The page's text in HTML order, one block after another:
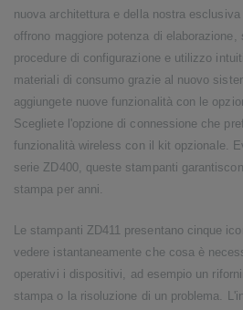
nuova architettura e della nostra
offrono maggiore potenza di
procedure di configurazione e utilizzo
materiali di consumo grazie al nuovo
aggiungete nuove funzionalità con le
Scegliete l'opzione di connessione che
funzionalità wireless con il kit opzionale.
serie ZD400, queste stampanti
stampa per anni.
Le stampanti ZD411 presentano cinque
vedere istantaneamente che cosa è
operativi i dispositivi, ad esempio un
stampa o la risoluzione di un problema.